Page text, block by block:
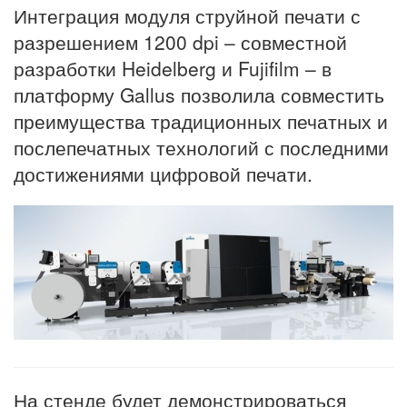
Интеграция модуля струйной печати с
разрешением 1200 dpi – совместной
разработки Heidelberg и Fujifilm – в
платформу Gallus позволила совместить
преимущества традиционных печатных и
послепечатных технологий с последними
достижениями цифровой печати.
На стенде будет демонстрироваться